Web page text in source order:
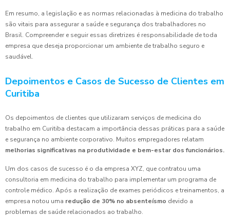
Em resumo, a legislação e as normas relacionadas à medicina do trabalho
são vitais para assegurar a saúde e segurança dos trabalhadores no
Brasil. Compreender e seguir essas diretrizes é responsabilidade de toda
empresa que deseja proporcionar um ambiente de trabalho seguro e
saudável.
Depoimentos e Casos de Sucesso de Clientes em
Curitiba
Os depoimentos de clientes que utilizaram serviços de medicina do
trabalho em Curitiba destacam a importância dessas práticas para a saúde
e segurança no ambiente corporativo. Muitos empregadores relatam
melhorias significativas na produtividade e bem-estar dos funcionários.
Um dos casos de sucesso é o da empresa XYZ, que contratou uma
consultoria em medicina do trabalho para implementar um programa de
controle médico. Após a realização de exames periódicos e treinamentos, a
empresa notou uma redução de 30% no absenteísmo devido a
problemas de saúde relacionados ao trabalho.